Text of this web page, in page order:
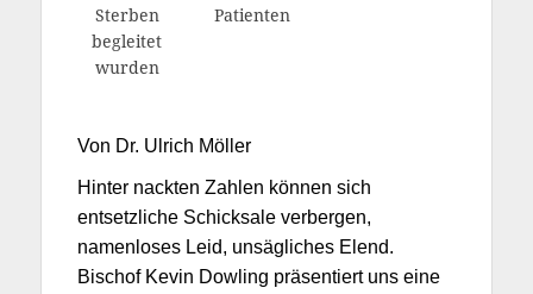
Sterben
begleitet
wurden
Patienten
Von Dr. Ulrich Möller
Hinter nackten Zahlen können sich
entsetzliche Schicksale verbergen,
namenloses Leid, unsägliches Elend.
Bischof Kevin Dowling präsentiert uns eine